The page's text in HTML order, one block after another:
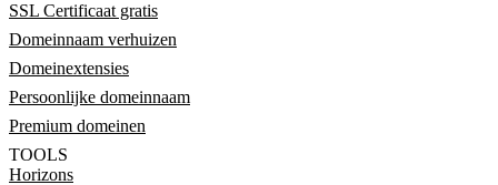
SSL Certificaat gratis
Domeinnaam verhuizen
Domeinextensies
Persoonlijke domeinnaam
Premium domeinen
TOOLS
Horizons